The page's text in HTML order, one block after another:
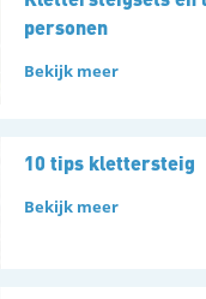
personen
Bekijk meer
10 tips klettersteig
Bekijk meer